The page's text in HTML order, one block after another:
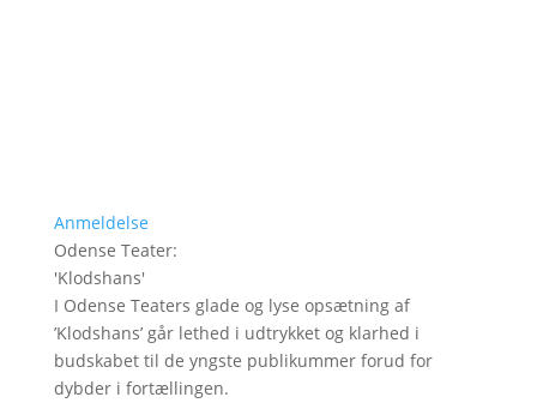
Anmeldelse
Odense Teater:
'Klodshans'
I Odense Teaters glade og lyse opsætning af
’Klodshans’ går lethed i udtrykket og klarhed i
budskabet til de yngste publikummer forud for
dybder i fortællingen.